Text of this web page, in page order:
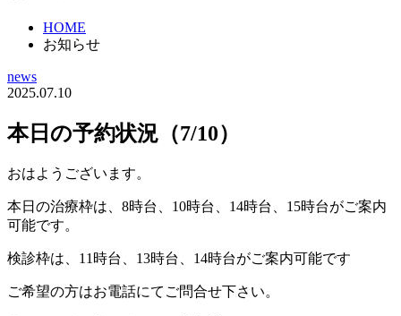
HOME
お知らせ
news
2025.07.10
本日の予約状況（7/10）
おはようございます。
本日の治療枠は、8時台、10時台、14時台、15時台がご案内
可能です。
検診枠は、11時台、13時台、14時台がご案内可能です
ご希望の方はお電話にてご問合せ下さい。